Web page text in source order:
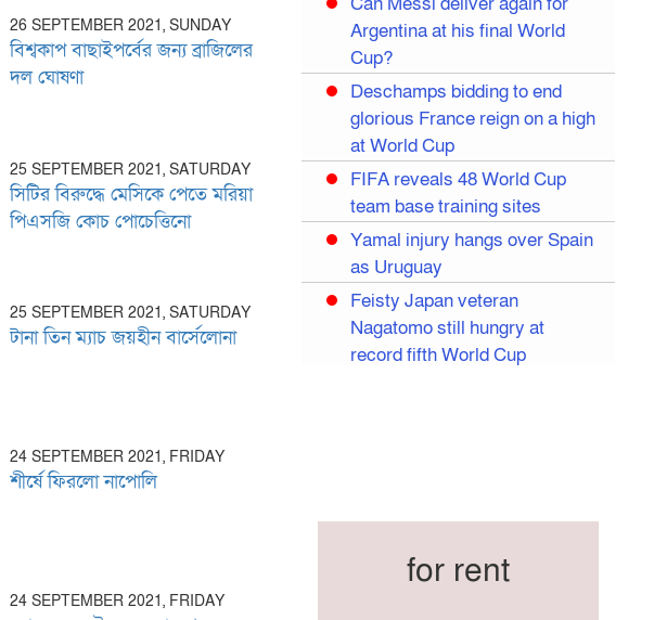
26 SEPTEMBER 2021, SUNDAY
বিশ্বকাপ বাছাইপর্বের জন্য ব্রাজিলের
দল ঘোষণা
25 SEPTEMBER 2021, SATURDAY
সিটির বিরুদ্ধে মেসিকে পেতে মরিয়া
পিএসজি কোচ পোচেত্তিনো
25 SEPTEMBER 2021, SATURDAY
টানা তিন ম্যাচ জয়হীন বার্সেলোনা
24 SEPTEMBER 2021, FRIDAY
শীর্ষে ফিরলো নাপোলি
24 SEPTEMBER 2021, FRIDAY
Argentina at his final World
Cup?
Deschamps bidding to end
glorious France reign on a high
at World Cup
FIFA reveals 48 World Cup
team base training sites
Yamal injury hangs over Spain
as Uruguay
Feisty Japan veteran
Nagatomo still hungry at
record fifth World Cup
Iran move World Cup base
for rent